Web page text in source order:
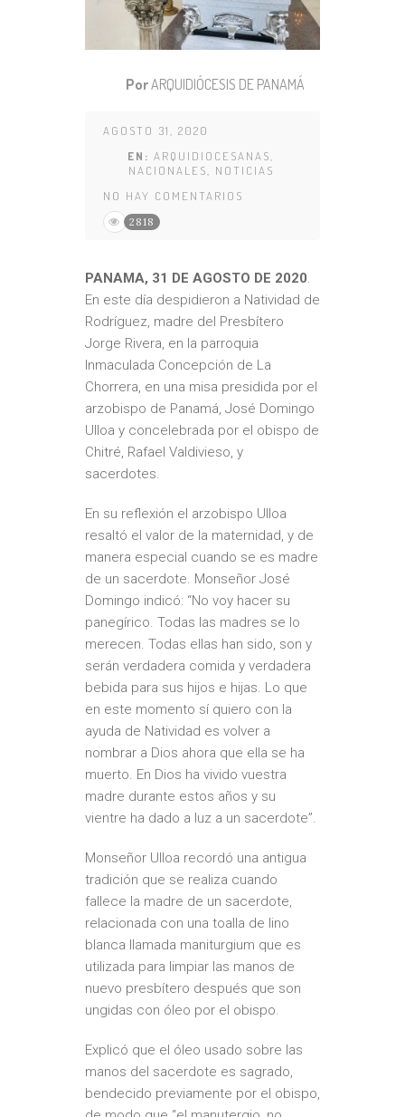
PorARQUIDIÓCESIS DE PANAMÁ
AGOSTO 31, 2020
EN: ARQUIDIOCESANAS
NACIONALES
NOTICIAS
NO HAY COMENTARIOS
2818
PANAMA, 31 DE AGOSTO DE 2020.
En este día despidieron a Natividad de
Rodríguez, madre del Presbítero
Jorge Rivera, en la parroquia
Inmaculada Concepción de La
Chorrera, en una misa presidida por el
arzobispo de Panamá, José Domingo
Ulloa y concelebrada por el obispo de
Chitré, Rafael Valdivieso, y
sacerdotes.
En su reflexión el arzobispo Ulloa
resaltó el valor de la maternidad, y de
manera especial cuando se es madre
de un sacerdote. Monseñor José
Domingo indicó: “No voy hacer su
panegírico. Todas las madres se lo
merecen. Todas ellas han sido, son y
serán verdadera comida y verdadera
bebida para sus hijos e hijas. Lo que
en este momento sí quiero con la
ayuda de Natividad es volver a
nombrar a Dios ahora que ella se ha
muerto. En Dios ha vivido vuestra
madre durante estos años y su
vientre ha dado a luz a un sacerdote”.
Monseñor Ulloa recordó una antigua
tradición que se realiza cuando
fallece la madre de un sacerdote,
relacionada con una toalla de lino
blanca llamada maniturgium que es
utilizada para limpiar las manos de
nuevo presbítero después que son
ungidas con óleo por el obispo.
Explicó que el óleo usado sobre las
manos del sacerdote es sagrado,
bendecido previamente por el obispo,